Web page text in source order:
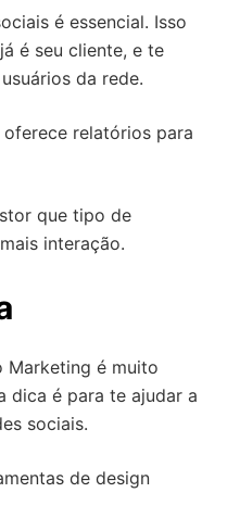
é essencial. Isso
é seu cliente, e te
da rede.
relatórios para
que tipo de
interação.
Marketing é muito
dica é para te ajudar a
sociais.
de design